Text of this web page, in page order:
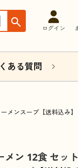
ログイン
ある質問
メンスープ【送料込み】
メン 12食 セッ